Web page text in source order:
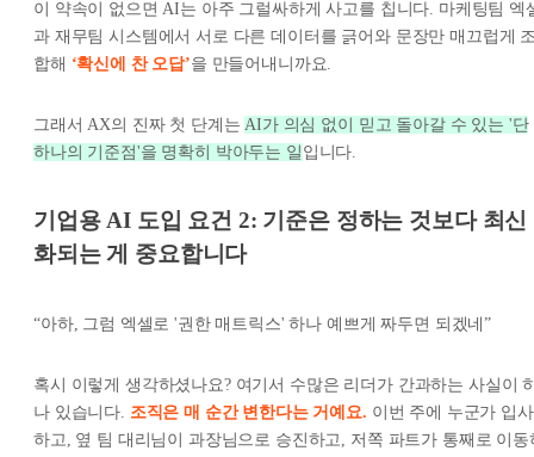
이 약속이 없으면 AI는 아주 그럴싸하게 사고를 칩니다. 마케팅팀 엑
과 재무팀 시스템에서 서로 다른 데이터를 긁어와 문장만 매끄럽게
합해 ‘확신에 찬 오답’을 만들어내니까요.
그래서 AX의 진짜 첫 단계는AI가 의심 없이 믿고 돌아갈 수 있는 '단
하나의 기준점'을 명확히 박아두는 일 입니다.
기업용 AI 도입 요건 2: 기준은 정하는 것보다 최신
화되는 게 중요합니다
“아하, 그럼 엑셀로 '권한 매트릭스' 하나 예쁘게 짜두면 되겠네”
혹시 이렇게 생각하셨나요? 여기서 수많은 리더가 간과하는 사실이
나 있습니다. 조직은 매 순간 변한다는 거예요. 이번 주에 누군가 입사
하고, 옆 팀 대리님이 과장님으로 승진하고, 저쪽 파트가 통째로 이동